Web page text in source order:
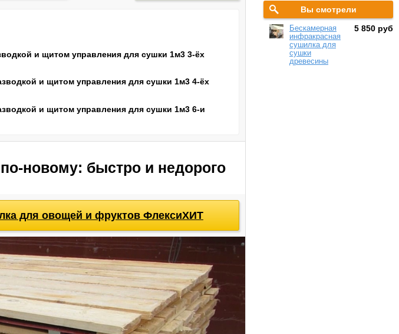
Вы смотрели
Бескамерная
инфракрасная
сушилка для
сушки
древесины
5 850 руб
и щитом управления для сушки 1м3 3-ёх
и щитом управления для сушки 1м3 4-ёх
и щитом управления для сушки 1м3 6-и
новому: быстро и недорого
для овощей и фруктов ФлексиХИТ